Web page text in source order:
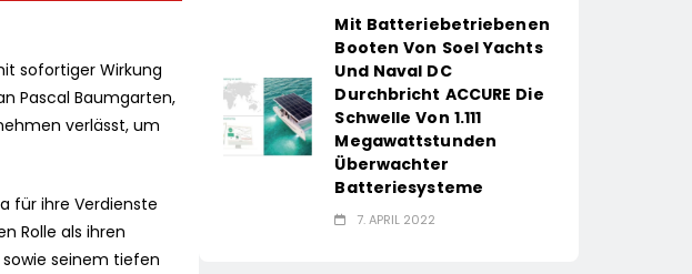
sofortiger Wirkung
Pascal Baumgarten,
verlässt, um
für ihre Verdienste
Rolle als ihren
seinem tiefen
Mit Batteriebetriebenen
Booten Von Soel Yachts
Und Naval DC
Durchbricht ACCURE Die
Schwelle Von 1.111
Megawattstunden
Überwachter
Batteriesysteme
7. APRIL 2022